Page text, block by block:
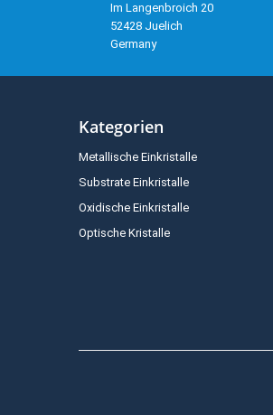
Im Langenbroich 20
52428 Juelich
Germany
Kategorien
Metallische Einkristalle
Substrate Einkristalle
Oxidische Einkristalle
Optische Kristalle